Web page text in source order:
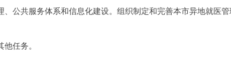
、公共服务体系和信息化建设。组织制定和完善本市异地就医
任务。